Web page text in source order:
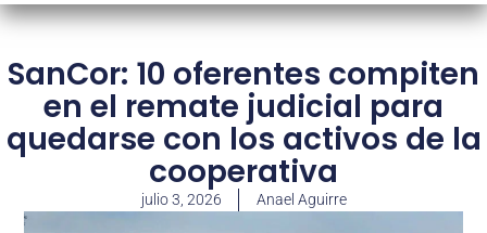
SanCor: 10 oferentes compiten
en el remate judicial para
quedarse con los activos de la
cooperativa
julio 3, 2026 Anael Aguirre